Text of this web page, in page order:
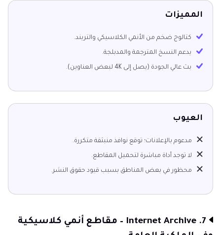
المميزات
كتالوج ضخم من الأنمي الكلاسيكي والتريند.
يدعم النسخ المترجمة والمدبلجة.
بث عالي الجودة (يصل إلى 4K لبعض العناوين).
العيوب
مدعوم بالإعلانات؛ توقع نوافذ منبثقة متكررة.
لا توجد أداة مباشرة لتحميل المقاطع.
محظور في بعض المناطق بسبب قيود حقوق النشر.
7. Internet Archive – مقاطع أنمي كلاسيكية